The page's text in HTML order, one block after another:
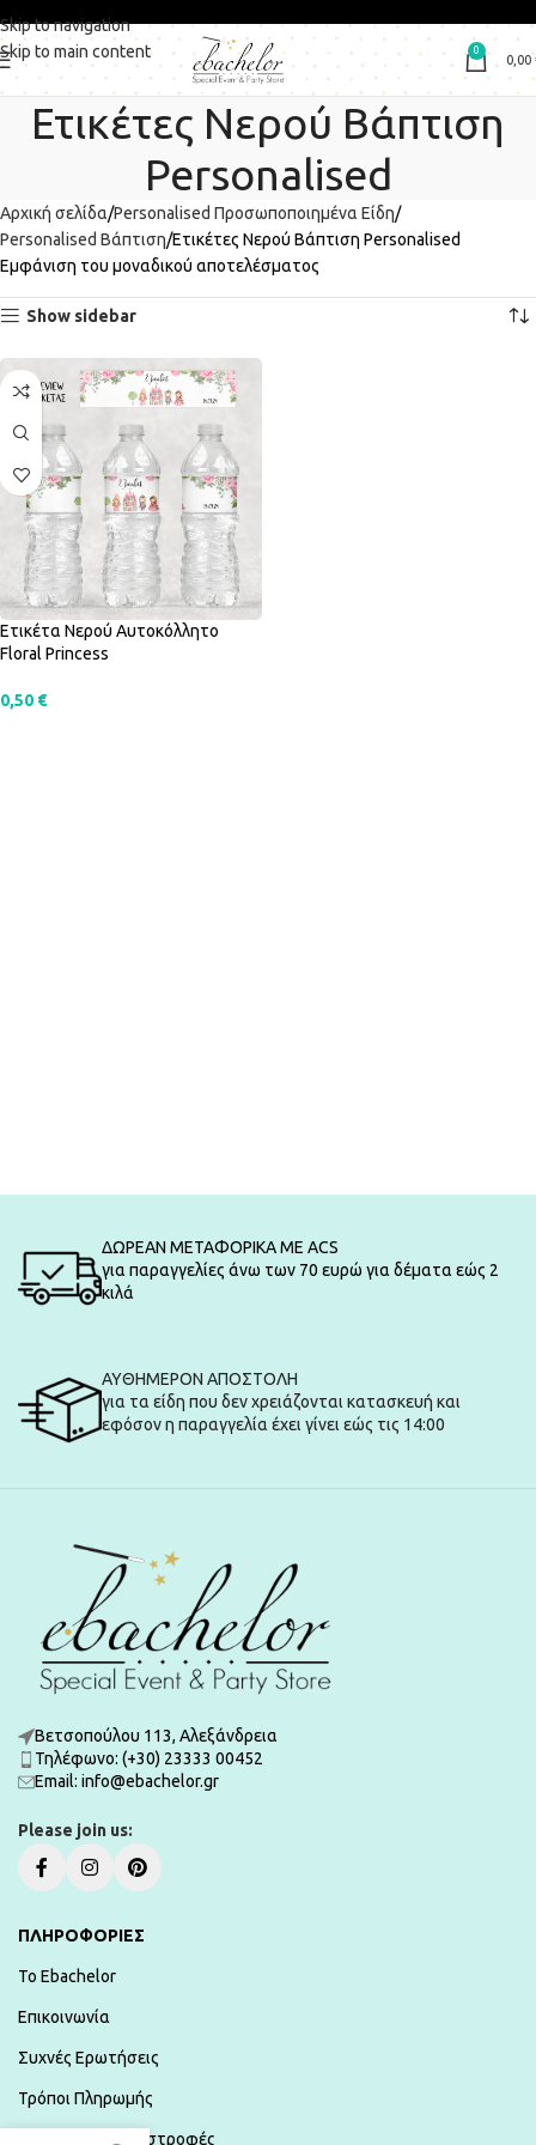
Skip to navigation
Skip to main content
0
0,00
Ετικέτες Νερού Βάπτιση
Personalised
Αρχική σελίδα Personalised Προσωποποιημένα Είδη
Personalised Βάπτιση Ετικέτες Νερού Βάπτιση Personalised
Εμφάνιση του μοναδικού αποτελέσματος
Show sidebar
Ετικέτα Νερού Αυτοκόλλητο
Floral Princess
0,50 €
ΔΩΡΕΑΝ ΜΕΤΑΦΟΡΙΚΑ ΜΕ ACS
για παραγγελίες άνω των 70 ευρώ για δέματα εώς 2
κιλά
ΑΥΘΗΜΕΡΟΝ ΑΠΟΣΤΟΛΗ
για τα είδη που δεν χρειάζονται κατασκευή και
εφόσον η παραγγελία έχει γίνει εώς τις 14:00
Βετσοπούλου 113, Αλεξάνδρεια
Τηλέφωνο: (+30) 23333 00452
Εmail: info@ebachelor.gr
Please join us:
ΠΛΗΡΟΦΟΡΙΕΣ
To Ebachelor
Επικοινωνία
Συχνές Ερωτήσεις
Τρόποι Πληρωμής
Αποστολές & Επιστροφές